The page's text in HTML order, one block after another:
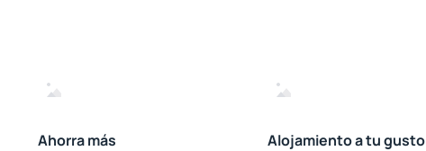
Ahorra más Alojamiento a tu gusto